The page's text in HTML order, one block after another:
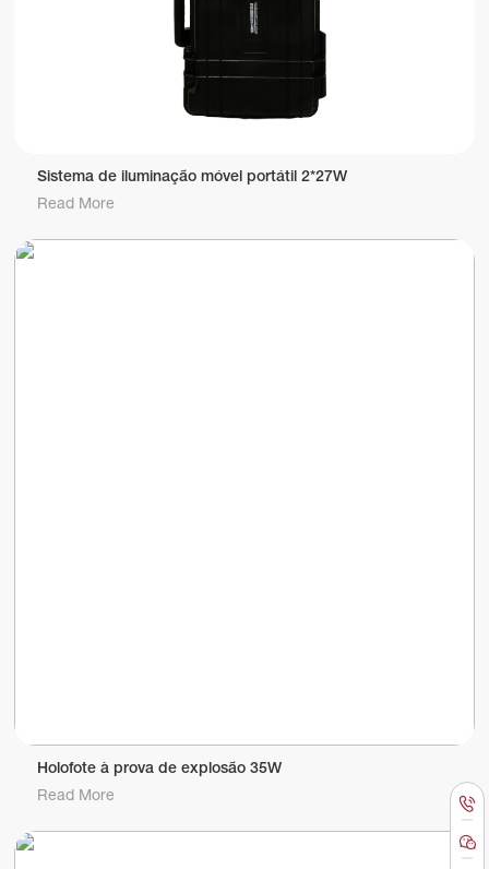
Sistema de iluminação móvel portátil 2*27W
Read More
Holofote à prova de explosão 35W
Read More